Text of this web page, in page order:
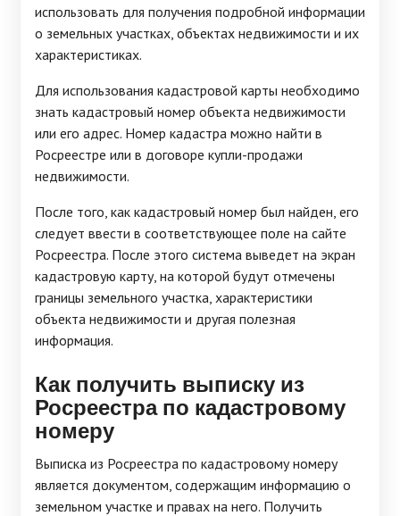
использовать для получения подробной информации
о земельных участках, объектах недвижимости и их
характеристиках.
Для использования кадастровой карты необходимо
знать кадастровый номер объекта недвижимости
или его адрес. Номер кадастра можно найти в
Росреестре или в договоре купли-продажи
недвижимости.
После того, как кадастровый номер был найден, его
следует ввести в соответствующее поле на сайте
Росреестра. После этого система выведет на экран
кадастровую карту, на которой будут отмечены
границы земельного участка, характеристики
объекта недвижимости и другая полезная
информация.
Как получить выписку из
Росреестра по кадастровому
номеру
Выписка из Росреестра по кадастровому номеру
является документом, содержащим информацию о
земельном участке и правах на него. Получить